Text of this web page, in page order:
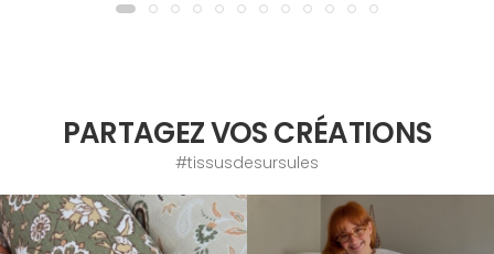
PARTAGEZ VOS CRÉATIONS
#tissusdesursules